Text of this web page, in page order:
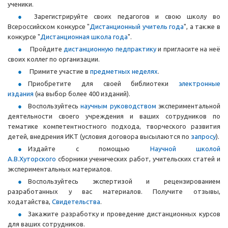
ученики.
Зарегистрируйте своих педагогов и свою школу во
Всероссийском конкурсе "Дистанционный учитель года", а также в
конкурсе "Дистанционная школа года".
Пройдите дистанционную педпрактикуи пригласите на неё
своих коллег по организации.
Примите участие в предметных неделях.
Приобретите для своей библиотеки электронные
издания (на выбор более 400 изданий).
Воспользуйтесьнаучным руководством экспериментальной
деятельности своего учреждения и ваших сотрудников по
тематике компетентностного подхода, творческого развития
детей, внедрения ИКТ (условия договора высылаются по запросу).
Издайте с помощью Научной школой
А.В.Хуторского сборники ученических работ, учительских статей и
экспериментальных материалов.
Воспользуйтесь экспертизой и рецензированием
разработанных у вас материалов. Получите отзывы,
ходатайства, Свидетельства.
Закажите разработку и проведение дистанционных курсов
для ваших сотрудников.